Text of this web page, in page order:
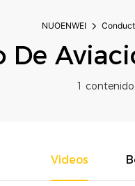
NUOENWEI
De
1 contenido
Videos